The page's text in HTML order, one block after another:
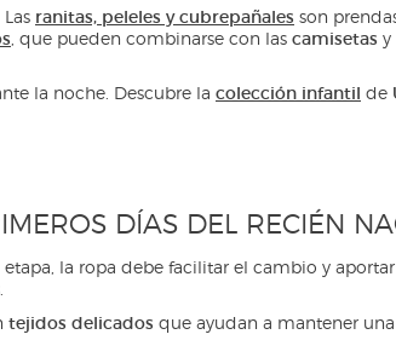
ranitas, peleles y cubrepañales son
, que pueden combinarse con las camisetas y
la noche. Descubre la colección infantil de
DÍAS DEL RECIÉN
etapa, la ropa debe facilitar el cambio y
tejidos delicados que ayudan a mantener